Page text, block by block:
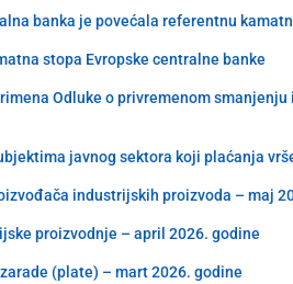
banka je povećala referentnu
stopa Evropske centralne banke
Odluke o privremenom
javnog sektora koji plaćanja
industrijskih proizvoda – maj
proizvodnje – april 2026. godine
(plate) – mart 2026. godine